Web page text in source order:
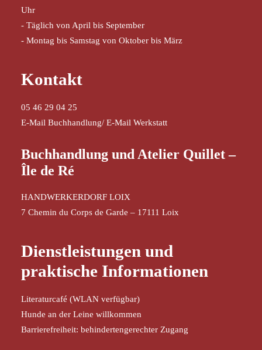
Uhr
- Täglich von April bis September
- Montag bis Samstag von Oktober bis März
Kontakt
05 46 29 04 25
E-Mail Buchhandlung/ E-Mail Werkstatt
Buchhandlung und Atelier Quillet –
Île de Ré
HANDWERKERDORF LOIX
7 Chemin du Corps de Garde – 17111 Loix
Dienstleistungen und
praktische Informationen
Literaturcafé (WLAN verfügbar)
Hunde an der Leine willkommen
Barrierefreiheit: behindertengerechter Zugang